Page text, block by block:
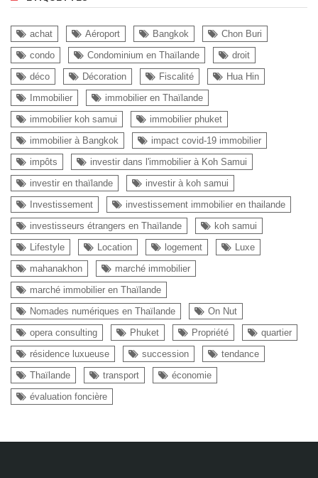
achat Aéroport Bangkok
Chon Buri
condo
Condominium en Thaïlande
droit
déco
Décoration Fiscalité
Hua Hin
Immobilier
immobilier en Thaïlande
immobilier koh samui
immobilier phuket
immobilier à Bangkok
impact covid-19 immobilier
impôts
investir dans l'immobilier à Koh Samui
investir en thaïlande
investir à koh samui
Investissement
investissement immobilier en thailande
investisseurs étrangers en Thaïlande
koh samui
Lifestyle
Location logement
Luxe
mahanakhon
marché immobilier
marché immobilier en Thaïlande
Nomades numériques en Thaïlande
On Nut
opera consulting
Phuket Propriété
quartier
résidence luxueuse
succession
tendance
Thaïlande
transport
économie
évaluation foncière